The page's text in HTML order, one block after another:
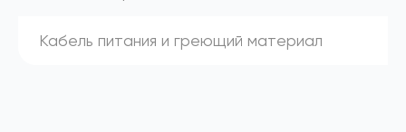
Кабель питания и греющий материал